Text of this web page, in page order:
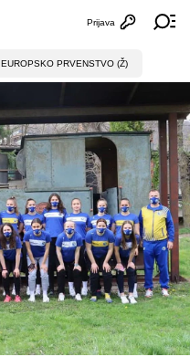
Otvori
Prijava
EUROPSKO PRVENSTVO (Ž)